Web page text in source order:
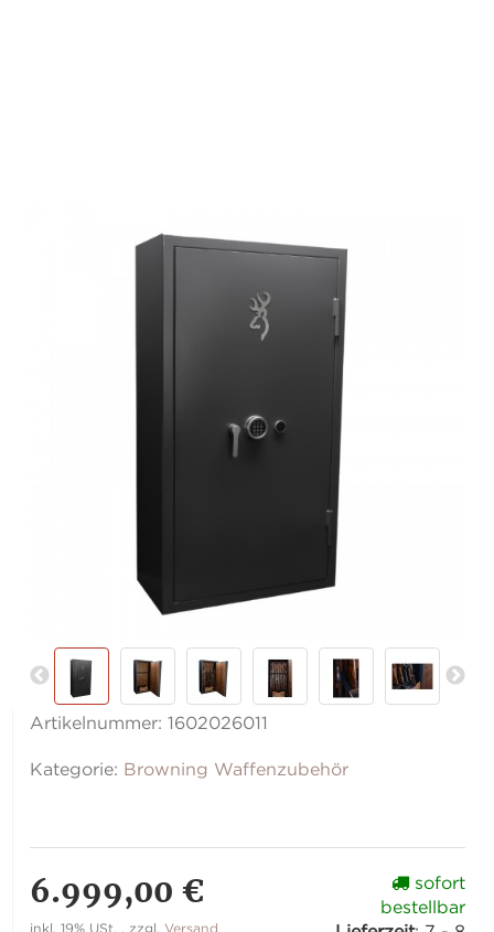
Artikelnummer:1602026011
Kategorie: Browning Waffenzubehör
6.999,00 €
inkl. 19% USt. , zzgl.Versand
sofort
bestellbar